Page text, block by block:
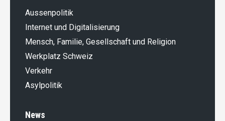
Aussenpolitik
Internet und Digitalisierung
Mensch, Familie, Gesellschaft und Religion
Werkplatz Schweiz
Verkehr
Asylpolitik
News